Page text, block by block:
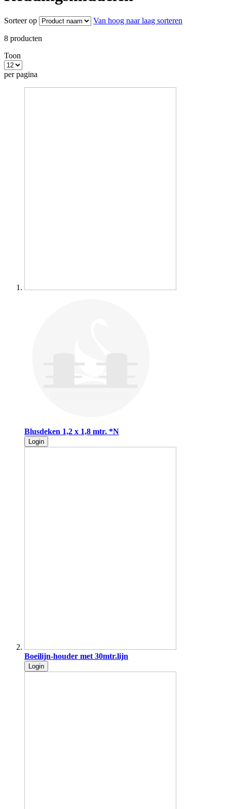
Sorteer op Van hoog naar laag sorteren
8 producten
Toon
per pagina
Blusdeken 1,2 x 1,8 mtr. *N
Login
Boeilijn-houder met 30mtr.lijn
Login